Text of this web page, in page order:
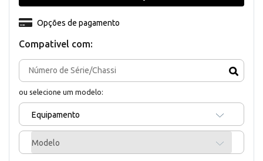
Compativel com:
ou selecione um modelo:
Equipamento
Modelo
Opções de pagamento